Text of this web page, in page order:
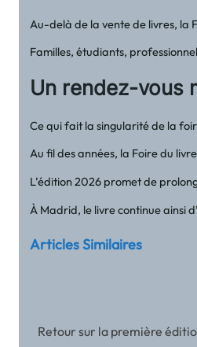
Au-delà de la vente de livres, la
Familles, étudiants,
Un rendez-vous
Ce qui fait la singularité de la
Au fil des années, la Foire du
L’édition 2026 promet de
À Madrid, le livre continue ainsi
Articles Similaires
Retour sur la première